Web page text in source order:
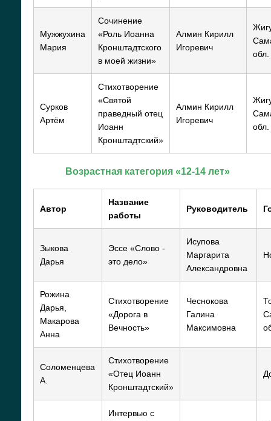
Мужжухина
Мария
Сочинение
«Роль Иоанна
Кронштадтского
в моей жизни»
Алмин Кирилл
Игоревич
обл.
Сурков
Артём
Стихотворение
«Святой
праведный отец
Иоанн
Кронштадтский»
Алмин Кирилл
Игоревич
обл.
Возрастная категория «12-14 лет»
Автор
Название
работы
Руководитель
Зыкова
Дарья
Эссе «Слово -
это дело»
Исупова
Маргарита
Александровна
Рожина
Дарья,
Макарова
Анна
Стихотворение
«Дорога в
Вечность»
Чеснокова
Галина
Максимовна
Соломенцева
А.
Стихотворение
«Отец Иоанн
Кронштадтский»
Интервью с